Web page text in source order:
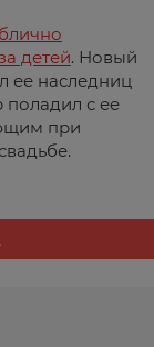
детей. Новый
ее наследниц
поладил с ее
при